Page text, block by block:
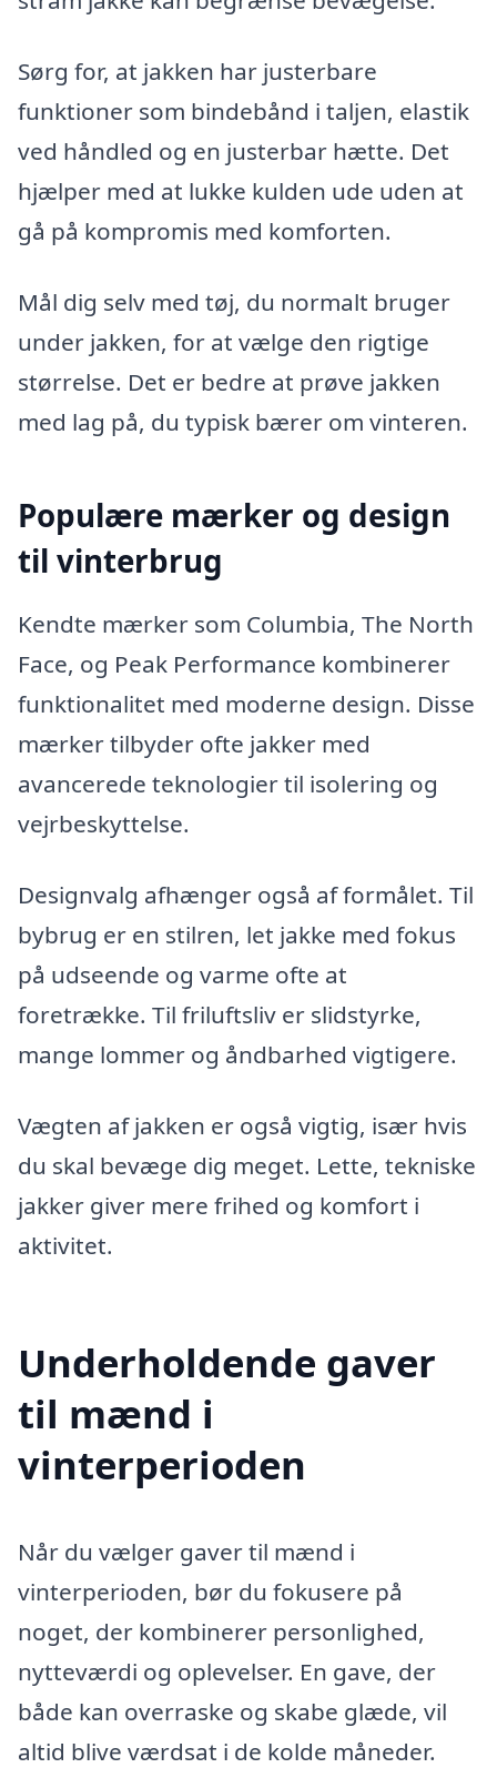
Sørg for, at jakken har justerbare
funktioner som bindebånd i taljen, elastik
ved håndled og en justerbar hætte. Det
hjælper med at lukke kulden ude uden at
gå på kompromis med komforten.
Mål dig selv med tøj, du normalt bruger
under jakken, for at vælge den rigtige
størrelse. Det er bedre at prøve jakken
med lag på, du typisk bærer om vinteren.
Populære mærker og design
til vinterbrug
Kendte mærker som Columbia, The North
Face, og Peak Performance kombinerer
funktionalitet med moderne design. Disse
mærker tilbyder ofte jakker med
avancerede teknologier til isolering og
vejrbeskyttelse.
Designvalg afhænger også af formålet. Til
bybrug er en stilren, let jakke med fokus
på udseende og varme ofte at
foretrække. Til friluftsliv er slidstyrke,
mange lommer og åndbarhed vigtigere.
Vægten af jakken er også vigtig, især hvis
du skal bevæge dig meget. Lette, tekniske
jakker giver mere frihed og komfort i
aktivitet.
Underholdende gaver
til mænd i
vinterperioden
Når du vælger gaver til mænd i
vinterperioden, bør du fokusere på
noget, der kombinerer personlighed,
nytteværdi og oplevelser. En gave, der
både kan overraske og skabe glæde, vil
altid blive værdsat i de kolde måneder.